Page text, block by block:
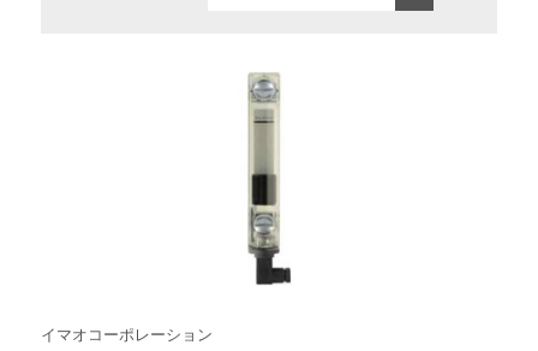
イマオコーポレーション